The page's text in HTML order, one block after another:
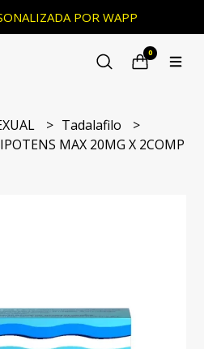
POR WAPP
0
Tadalafilo
MAX 20MG X 2COMP